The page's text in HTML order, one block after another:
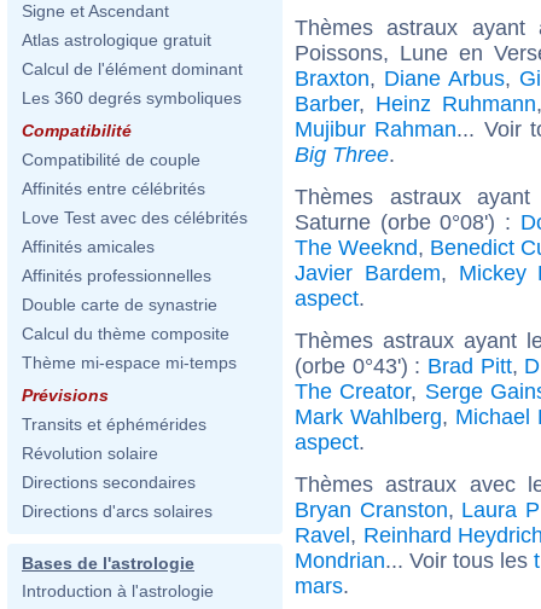
Signe et Ascendant
Atlas astrologique gratuit
Calcul de l'élément dominant
Les 360 degrés symboliques
Compatibilité
Compatibilité de couple
Affinités entre célébrités
Love Test avec des célébrités
Affinités amicales
Affinités professionnelles
Double carte de synastrie
Calcul du thème composite
Thème mi-espace mi-temps
Prévisions
Transits et éphémérides
Révolution solaire
Directions secondaires
Directions d'arcs solaires
Bases de l'astrologie
Introduction à l'astrologie
Thèmes astraux
Poissons, Lune en
Braxton, Diane Arbus,
Barber, Heinz Ruhmann
Mujibur Rahman... Voir
Big Three.
Thèmes astraux
Saturne (orbe 0°08') :
The Weeknd, Benedict
Javier Bardem, Mickey
aspect.
Thèmes astraux ayant
(orbe 0°43') : Brad Pitt,
The Creator, Serge
Mark Wahlberg, Michael
aspect.
Thèmes astraux avec
Bryan Cranston, Laura
Ravel, Reinhard
Mondrian... Voir tous les
mars.